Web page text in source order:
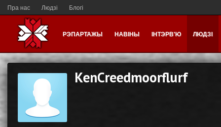
Пра нас Людзі Блогі
РЭПАРТАЖЫ НАВІНЫ ІНТЭРВ'Ю ЛЮДЗІ
KenCreedmoorflurf